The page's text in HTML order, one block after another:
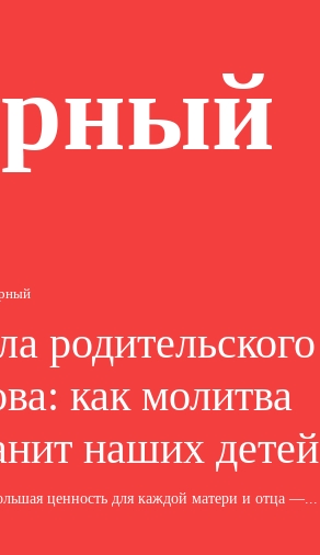
родительского
как молитва
наших детей
ценность для каждой матери и отца —...